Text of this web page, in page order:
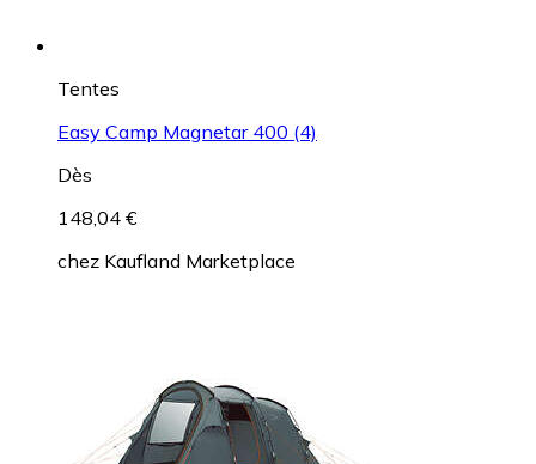
Tentes
Easy Camp Magnetar 400 (4)
Dès
148,04 €
chez Kaufland Marketplace